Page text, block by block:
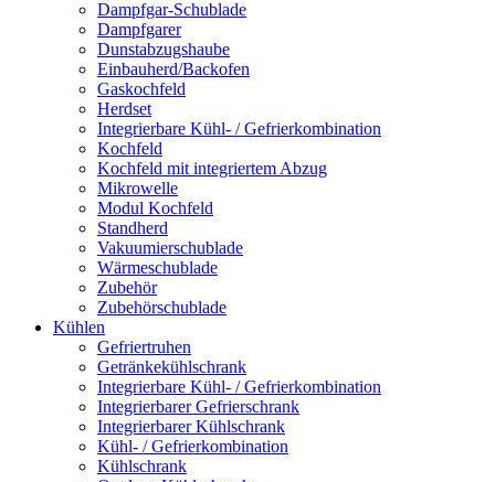
Dampfgar-Schublade
Dampfgarer
Dunstabzugshaube
Einbauherd/Backofen
Gaskochfeld
Herdset
Integrierbare Kühl- / Gefrierkombination
Kochfeld
Kochfeld mit integriertem Abzug
Mikrowelle
Modul Kochfeld
Standherd
Vakuumierschublade
Wärmeschublade
Zubehör
Zubehörschublade
Kühlen
Gefriertruhen
Getränkekühlschrank
Integrierbare Kühl- / Gefrierkombination
Integrierbarer Gefrierschrank
Integrierbarer Kühlschrank
Kühl- / Gefrierkombination
Kühlschrank